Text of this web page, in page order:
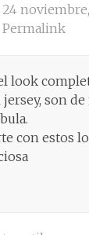
24
Permalink
look
son
con estos